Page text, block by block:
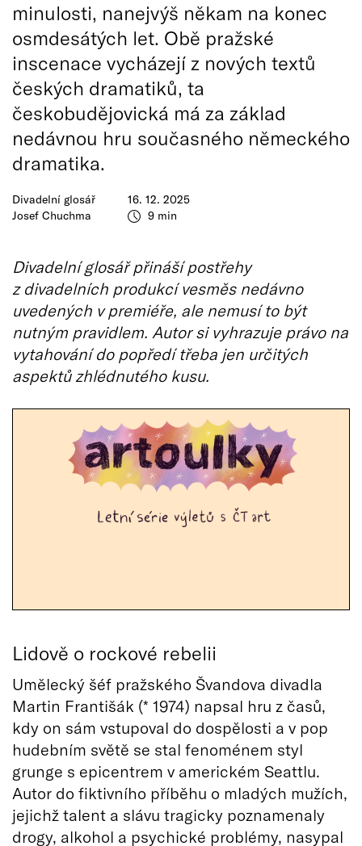
Divadelní glosář
Josef Chuchma
16. 12. 2025
9 min
minulosti, nanejvýš někam na konec
osmdesátých let. Obě pražské
inscenace vycházejí z nových textů
českých dramatiků, ta
českobudějovická má za základ
nedávnou hru současného německého
dramatika.
Divadelní glosář přináší postřehy
z divadelních produkcí vesměs nedávno
uvedených v premiéře, ale nemusí to být
nutným pravidlem. Autor si vyhrazuje právo na
vytahování do popředí třeba jen určitých
aspektů zhlédnutého kusu.
Lidově o rockové rebelii
Umělecký šéf pražského Švandova divadla
Martin Františák (* 1974) napsal hru z časů,
kdy on sám vstupoval do dospělosti a v pop
hudebním světě se stal fenoménem styl
grunge s epicentrem v americkém Seattlu.
Autor do fiktivního příběhu o mladých mužích,
jejichž talent a slávu tragicky poznamenaly
drogy, alkohol a psychické problémy, nasypal